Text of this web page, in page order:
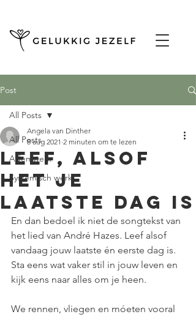
Post
All Posts
Ademwerk
Systemisch werk
All Posts
Leef, alsof
het je
laatste dag is
Angela van Dinther
8 aug 2021 2 minuten om te lezen
En dan bedoel ik niet de songtekst van
het lied van André Hazes. Leef alsof
vandaag jouw laatste én eerste dag is.
Sta eens wat vaker stil in jouw leven en
kijk eens naar alles om je heen.
We rennen, vliegen en móeten vooral